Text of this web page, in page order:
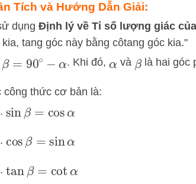
Tích và Hướng Dẫn Giải:
dụng Định lý về Tỉ số lượng giác
kia, tang góc này bằng côtang góc kia."
β =90∘− α . Khi đó,α và βlà hai góc
công thức cơ bản là:
sinβ=cosα
cosβ =sinα
tanβ=cotα